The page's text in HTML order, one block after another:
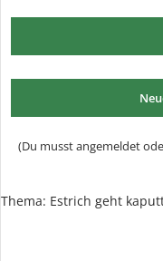
(Du musst angemeldet
Thema: Estrich geht